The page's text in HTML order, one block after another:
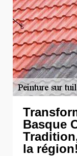
Basque
la région!